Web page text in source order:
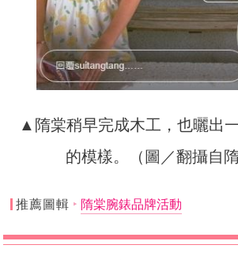
▲隋棠稍早完成木工，也曬出
的模樣。（圖／翻攝自隋
推薦圖輯 隋棠腕錶品牌活動